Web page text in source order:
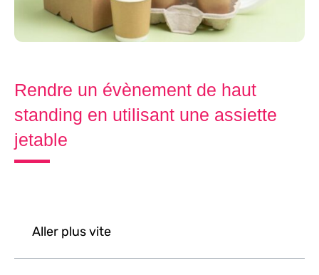
Rendre un évènement de haut
standing en utilisant une assiette
jetable
Aller plus vite